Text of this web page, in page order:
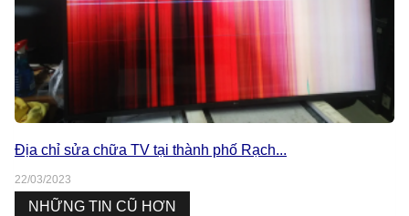
Địa chỉ sửa chữa TV tại thành phố Rạch...
22/03/2023
NHỮNG TIN CŨ HƠN